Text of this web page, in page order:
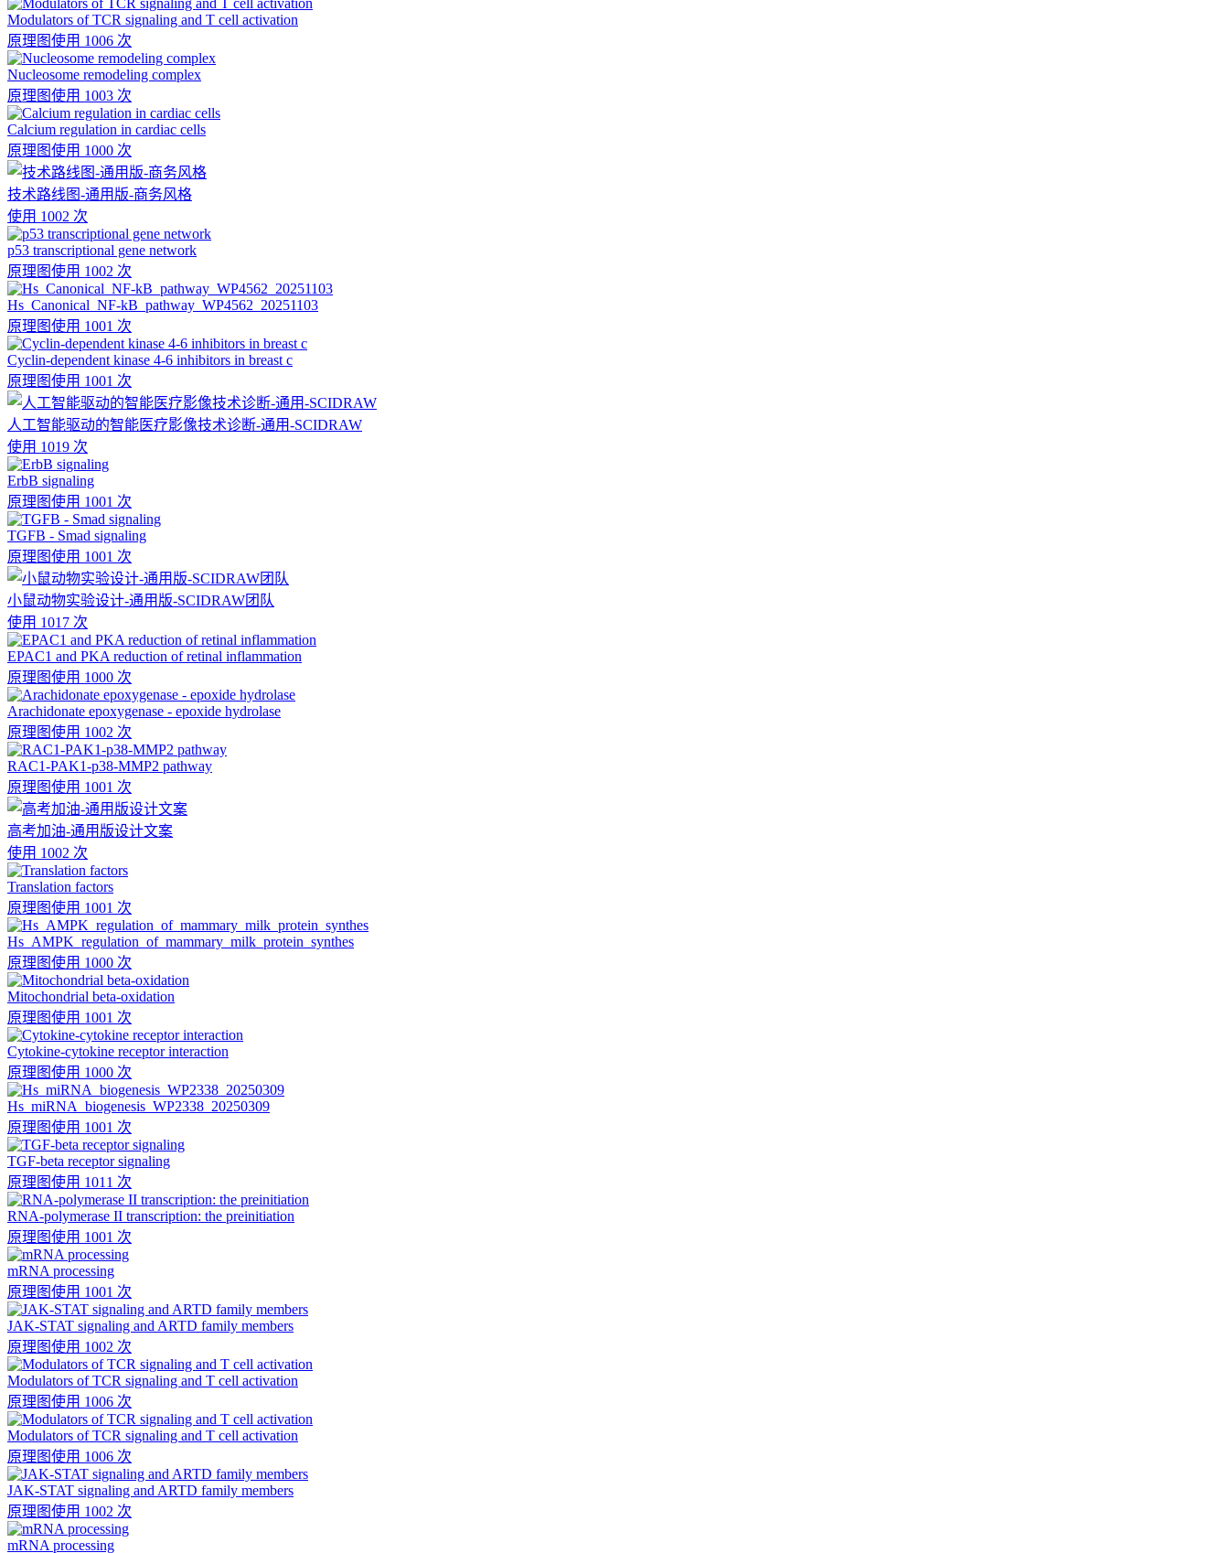
Modulators of TCR signaling and T cell activation
原理图使用 1006 次
Nucleosome remodeling complex
原理图使用 1003 次
Calcium regulation in cardiac cells
原理图使用 1000 次
技术路线图-通用版-商务风格
使用 1002 次
p53 transcriptional gene network
原理图使用 1002 次
Hs_Canonical_NF-kB_pathway_WP4562_20251103
原理图使用 1001 次
Cyclin-dependent kinase 4-6 inhibitors in breast c
原理图使用 1001 次
人工智能驱动的智能医疗影像技术诊断-通用-SCIDRAW
使用 1019 次
ErbB signaling
原理图使用 1001 次
TGFB - Smad signaling
原理图使用 1001 次
小鼠动物实验设计-通用版-SCIDRAW团队
使用 1017 次
EPAC1 and PKA reduction of retinal inflammation
原理图使用 1000 次
Arachidonate epoxygenase - epoxide hydrolase
原理图使用 1002 次
RAC1-PAK1-p38-MMP2 pathway
原理图使用 1001 次
高考加油-通用版设计文案
使用 1002 次
Translation factors
原理图使用 1001 次
Hs_AMPK_regulation_of_mammary_milk_protein_synthes
原理图使用 1000 次
Mitochondrial beta-oxidation
原理图使用 1001 次
Cytokine-cytokine receptor interaction
原理图使用 1000 次
Hs_miRNA_biogenesis_WP2338_20250309
原理图使用 1001 次
TGF-beta receptor signaling
原理图使用 1011 次
RNA-polymerase II transcription: the preinitiation
原理图使用 1001 次
mRNA processing
原理图使用 1001 次
JAK-STAT signaling and ARTD family members
原理图使用 1002 次
Modulators of TCR signaling and T cell activation
原理图使用 1006 次
Modulators of TCR signaling and T cell activation
原理图使用 1006 次
JAK-STAT signaling and ARTD family members
原理图使用 1002 次
mRNA processing